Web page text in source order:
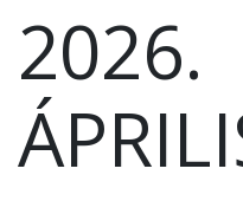
VÁROSHÁZA
AZ
2026.